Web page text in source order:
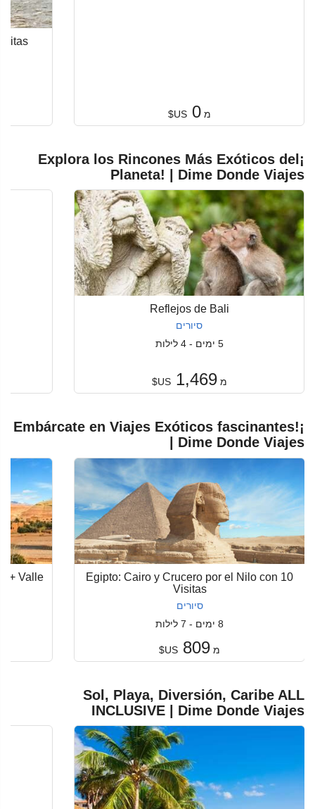
מ 0
US$
¡Explora los Rincones Más Exóticos del
Planeta! | Dime Donde Viajes
Reflejos de Bali
סיורים
5 ימים - 4 לילות
מ 1,469
US$
¡Embárcate en Viajes Exóticos fascinantes!
| Dime Donde Viajes
Egipto: Cairo y Crucero por el Nilo con 10
Visitas
סיורים
8 ימים - 7 לילות
מ 809
US$
+ Valle
Sol, Playa, Diversión, Caribe ALL
INCLUSIVE | Dime Donde Viajes